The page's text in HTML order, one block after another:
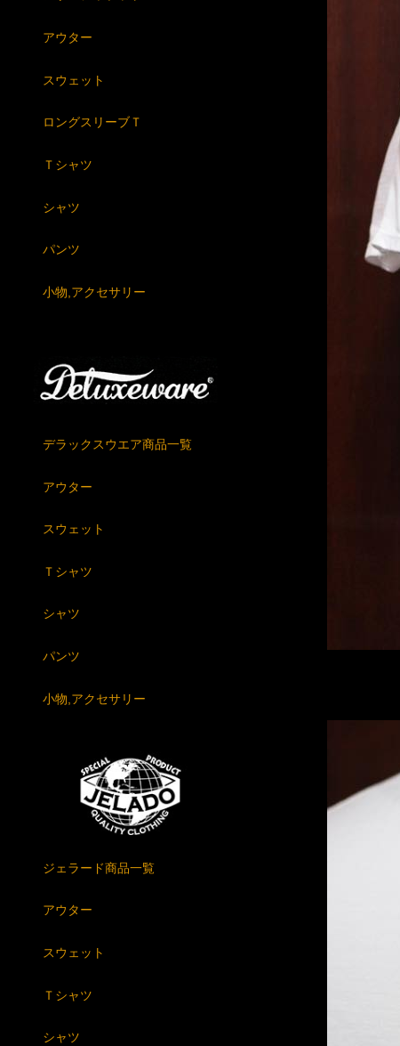
アウター
スウェット
ロングスリーブＴ
Ｔシャツ
シャツ
パンツ
小物,アクセサリー
デラックスウエア商品一覧
アウター
スウェット
Ｔシャツ
シャツ
パンツ
小物,アクセサリー
ジェラード商品一覧
アウター
スウェット
Ｔシャツ
シャツ